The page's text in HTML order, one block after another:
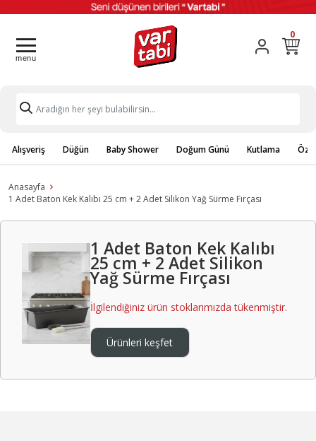
0
Alışveriş Düğün Baby Shower Doğum Günü Kutlama
Anasayfa
1 Adet Baton Kek Kalıbı 25 cm + 2 Adet Silikon Yağ Sürme Fırçası
1 Adet Baton Kek Kalıbı
25 cm + 2 Adet Silikon
Yağ Sürme Fırçası
İlgilendiğiniz ürün stoklarımızda tükenmiştir.
Ürünleri keşfet